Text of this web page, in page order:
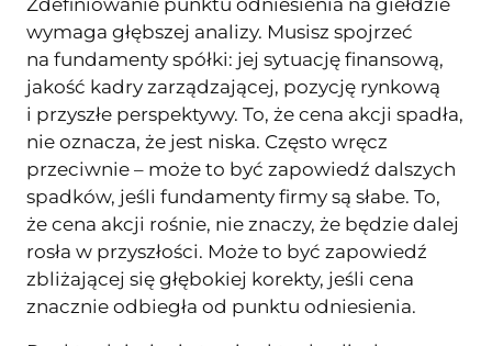
Zdefiniowanie punktu odniesienia na giełdzie
wymaga głębszej analizy. Musisz spojrzeć
na fundamenty spółki: jej sytuację finansową,
jakość kadry zarządzającej, pozycję rynkową
i przyszłe perspektywy. To, że cena akcji spadła,
nie oznacza, że jest niska. Często wręcz
przeciwnie – może to być zapowiedź dalszych
spadków, jeśli fundamenty firmy są słabe. To,
że cena akcji rośnie, nie znaczy, że będzie dalej
rosła w przyszłości. Może to być zapowiedź
zbliżającej się głębokiej korekty, jeśli cena
znacznie odbiegła od punktu odniesienia.